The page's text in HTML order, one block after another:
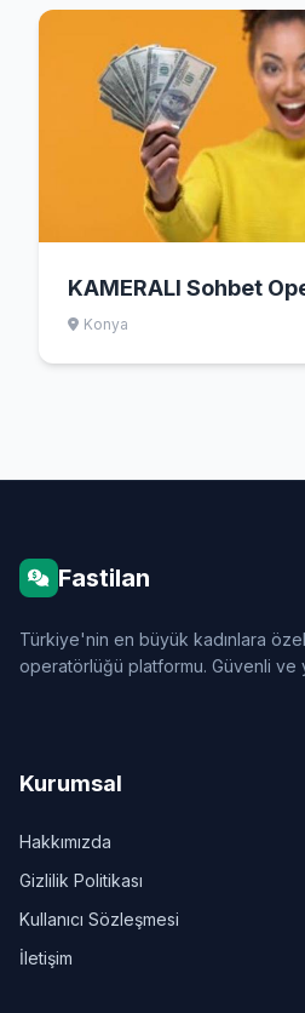
KAMERALI Sohbet
Konya
Fastilan
Türkiye'nin en büyük kadınlara
operatörlüğü platformu. Güvenli ve
Kurumsal
Hakkımızda
Gizlilik Politikası
Kullanıcı Sözleşmesi
İletişim